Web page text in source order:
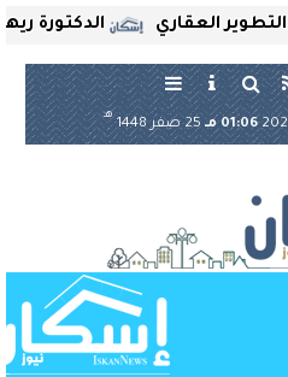
الدكتورة العقاري
01:06 مـ 25 صفر 1448
هـ